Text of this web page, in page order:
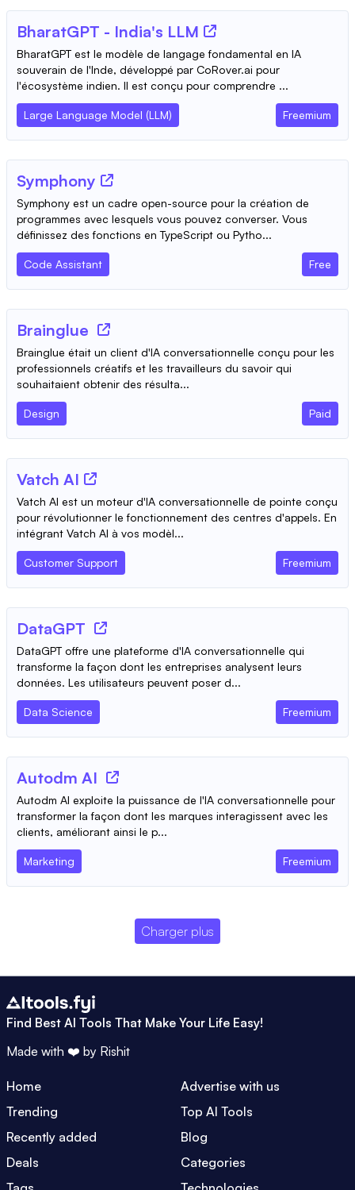
BharatGPT - India's LLM
BharatGPT est le modèle de langage fondamental en IA
souverain de l'Inde, développé par CoRover.ai pour
l'écosystème indien. Il est conçu pour comprendre ...
Large Language Model (LLM) Freemium
Symphony
Symphony est un cadre open-source pour la création de
programmes avec lesquels vous pouvez converser. Vous
définissez des fonctions en TypeScript ou Pytho...
Code Assistant Free
Brainglue
Brainglue était un client d'IA conversationnelle conçu pour les
professionnels créatifs et les travailleurs du savoir qui
souhaitaient obtenir des résulta...
Design Paid
Vatch AI
Vatch AI est un moteur d'IA conversationnelle de pointe conçu
pour révolutionner le fonctionnement des centres d'appels. En
intégrant Vatch AI à vos modèl...
Customer Support Freemium
DataGPT
DataGPT offre une plateforme d'IA conversationnelle qui
transforme la façon dont les entreprises analysent leurs
données. Les utilisateurs peuvent poser d...
Data Science Freemium
Autodm AI
Autodm AI exploite la puissance de l'IA conversationnelle pour
transformer la façon dont les marques interagissent avec les
clients, améliorant ainsi le p...
Marketing Freemium
Charger plus
Find Best AI Tools That Make Your Life Easy!
Made with ❤️ by Rishit
Home
Advertise with us
Trending
Top AI Tools
Recently added
Blog
Deals
Categories